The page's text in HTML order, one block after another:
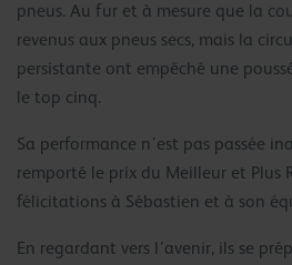
pneus. Au fur et à mesure que la
revenus aux pneus secs, mais la
persistante ont empêché une
le top cinq.
Sa performance n’est pas passée
remporté le prix du Meilleur et Plus
félicitations à Sébastien et à son
En regardant vers l’avenir, ils se